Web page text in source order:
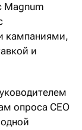
Magnum
кампаниями,
и
опроса СЕО